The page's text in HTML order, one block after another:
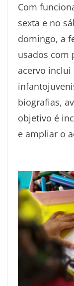
Com
sexta e no
domingo, a
usados com
acervo
biografias,
objetivo é
e ampliar o